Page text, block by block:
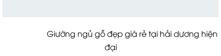
Giường ngủ gỗ đẹp giá rẻ tại hải dương hiện
đại